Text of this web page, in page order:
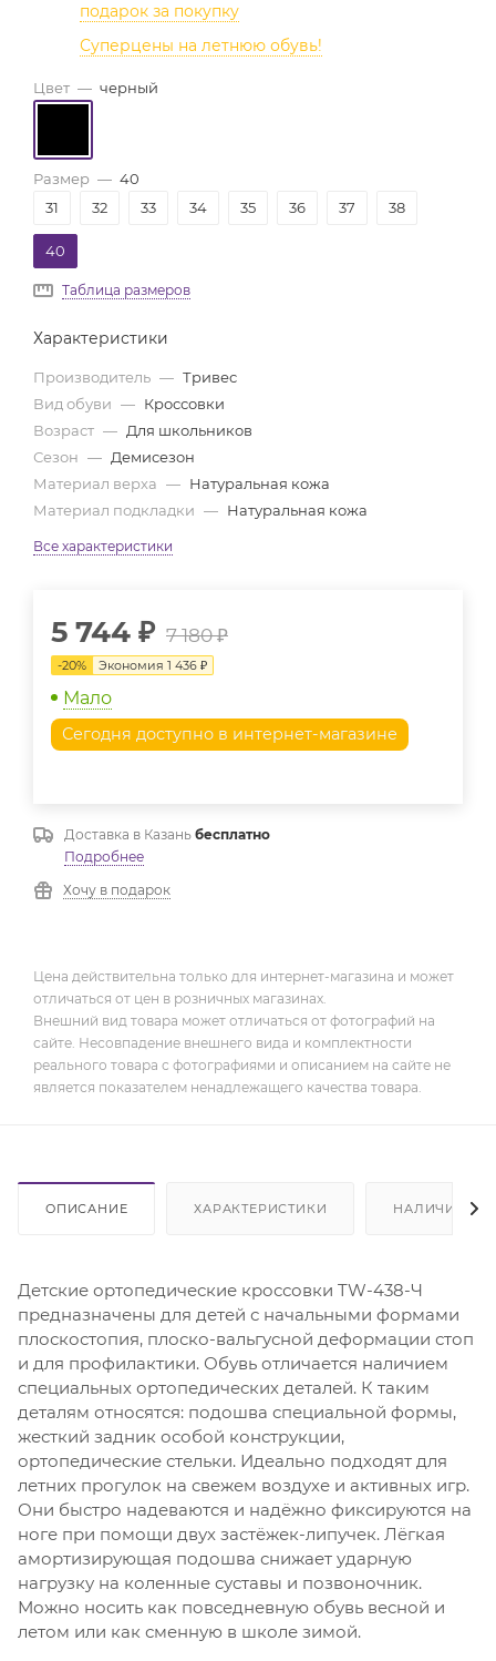
подарок за покупку
Суперцены на летнюю обувь!
Цвет — черный
Размер — 40
31
32 33 34 35 36 37 38
40
Таблица размеров
Характеристики
Производитель — Тривес
Вид обуви — Кроссовки
Возраст — Для школьников
Сезон — Демисезон
Материал верха — Натуральная кожа
Материал подкладки — Натуральная кожа
Все характеристики
5 744 ₽ 7 180₽
-20% Экономия 1 436 ₽
Мало
Сегодня доступно в интернет-магазине
Доставка в Казань бесплатно
Подробнее
Хочу в подарок
Цена действительна только для интернет-магазина и может
отличаться от цен в розничных магазинах.
Внешний вид товара может отличаться от фотографий на
сайте. Несовпадение внешнего вида и комплектности
реального товара с фотографиями и описанием на сайте не
является показателем ненадлежащего качества товара.
ОПИСАНИЕ ХАРАКТЕРИСТИКИ НАЛИЧИЕ
Детские ортопедические кроссовки TW-438-Ч
предназначены для детей с начальными формами
плоскостопия, плоско-вальгусной деформации стоп
и для профилактики. Обувь отличается наличием
специальных ортопедических деталей. К таким
деталям относятся: подошва специальной формы,
жесткий задник особой конструкции,
ортопедические стельки. Идеально подходят для
летних прогулок на свежем воздухе и активных игр.
Они быстро надеваются и надёжно фиксируются на
ноге при помощи двух застёжек-липучек. Лёгкая
амортизирующая подошва снижает ударную
нагрузку на коленные суставы и позвоночник.
Можно носить как повседневную обувь весной и
летом или как сменную в школе зимой.